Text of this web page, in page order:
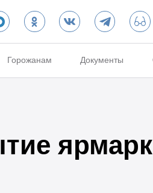
Горожанам Документы